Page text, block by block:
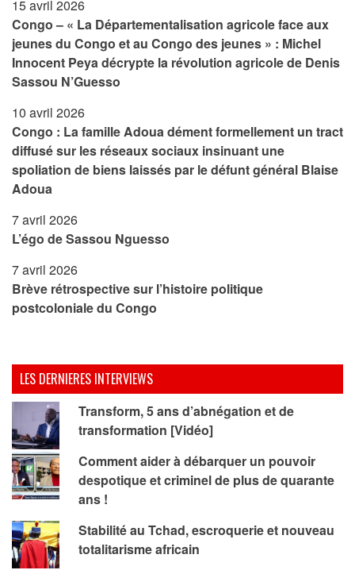
15 avril 2026
Congo – « La Départementalisation agricole face aux
jeunes du Congo et au Congo des jeunes » : Michel
Innocent Peya décrypte la révolution agricole de Denis
Sassou N’Guesso
10 avril 2026
Congo : La famille Adoua dément formellement un tract
diffusé sur les réseaux sociaux insinuant une
spoliation de biens laissés par le défunt général Blaise
Adoua
7 avril 2026
L’égo de Sassou Nguesso
7 avril 2026
Brève rétrospective sur l’histoire politique
postcoloniale du Congo
LES DERNIERES INTERVIEWS
Transform, 5 ans d’abnégation et de
transformation [Vidéo]
Comment aider à débarquer un pouvoir
despotique et criminel de plus de quarante
ans !
Stabilité au Tchad, escroquerie et nouveau
totalitarisme africain